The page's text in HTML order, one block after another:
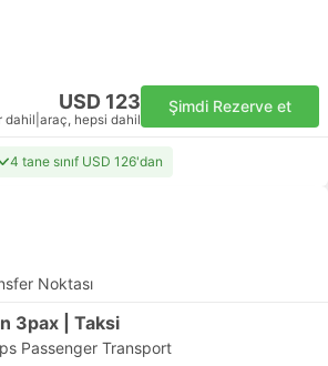
USD 123
dahil araç, hepsi dahil
Şimdi Rezerve et
4 tane sınıf USD 126'dan
Noktası
3pax | Taksi
Passenger Transport